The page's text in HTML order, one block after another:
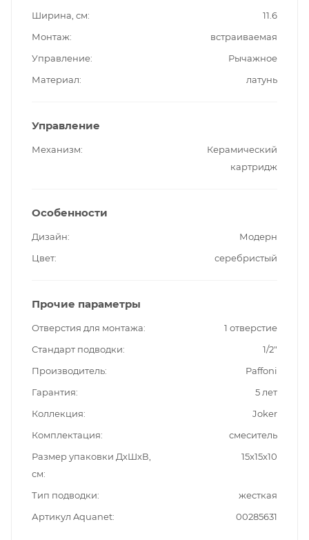
Ширина, см
11.6
Монтаж
встраиваемая
Управление
Рычажное
Материал
латунь
Управление
Механизм
Керамический
картридж
Особенности
Дизайн
Модерн
Цвет
серебристый
Прочие параметры
Отверстия для монтажа
1 отверстие
Стандарт подводки
1/2"
Производитель
Paffoni
Гарантия
5 лет
Коллекция
Joker
Комплектация
смеситель
Размер упаковки ДxШxВ,
см
15x15x10
Тип подводки
жесткая
Артикул Aquanet
00285631